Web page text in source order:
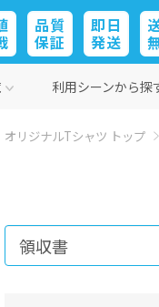
品質
保証
即日
発送
利用シーンから探
オリジナルTシャツ トップ